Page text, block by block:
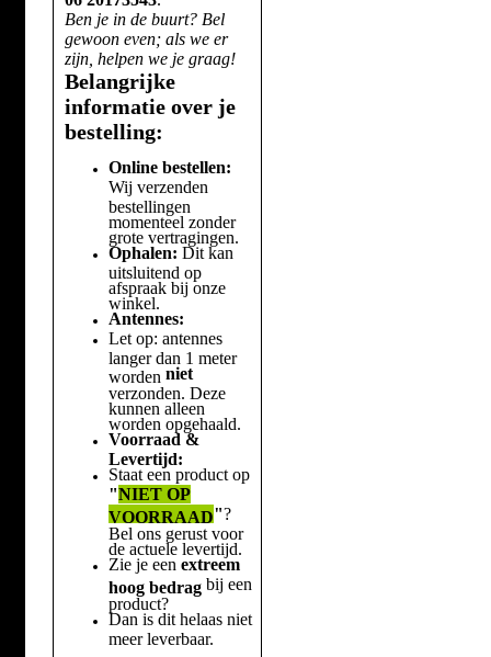
Ben je in de buurt? Bel
gewoon even; als we er
zijn, helpen we je graag!
Belangrijke
informatie over je
bestelling:
Online bestellen:
Wij verzenden
bestellingen
momenteel zonder
grote vertragingen.
Ophalen: Dit kan
uitsluitend op
afspraak bij onze
winkel.
Antennes:
Let op: antennes
langer dan 1 meter
worden niet
verzonden. Deze
kunnen alleen
worden opgehaald.
Voorraad &
Levertijd:
Staat een product op
"NIET OP
VOORRAAD"?
Bel ons gerust voor
de actuele levertijd.
Zie je een extreem
hoog bedragbij een
product?
Dan is dit helaas niet
meer leverbaar.